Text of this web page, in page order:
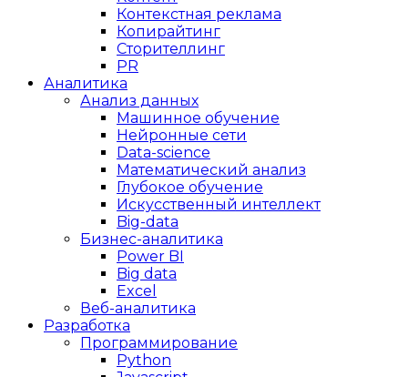
Контекстная реклама
Копирайтинг
Сторителлинг
PR
Аналитика
Анализ данных
Машинное обучение
Нейронные сети
Data-science
Математический анализ
Глубокое обучение
Искусственный интеллект
Big-data
Бизнес-аналитика
Power BI
Big data
Excel
Веб-аналитика
Разработка
Программирование
Python